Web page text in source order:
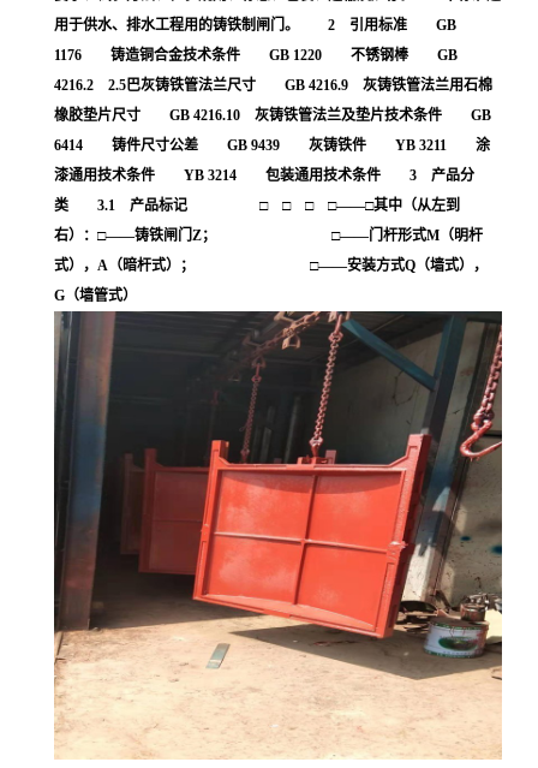
用于供水、排水工程用的铸铁制闸门。 2 引用标准 GB
1176 铸造铜合金技术条件 GB 1220 不锈钢棒 GB
4216.2 2.5巴灰铸铁管法兰尺寸 GB 4216.9 灰铸铁管法兰用石棉
橡胶垫片尺寸 GB 4216.10 灰铸铁管法兰及垫片技术条件 GB
6414 铸件尺寸公差 GB 9439 灰铸铁件 YB 3211 涂
漆通用技术条件 YB 3214 包装通用技术条件 3 产品分
类 3.1 产品标记 □ □ □ □——□其中（从左到
右）：□——铸铁闸门Z； □——门杆形式M（明杆
式），A（暗杆式）； □——安装方式Q（墙式），
G（墙管式）